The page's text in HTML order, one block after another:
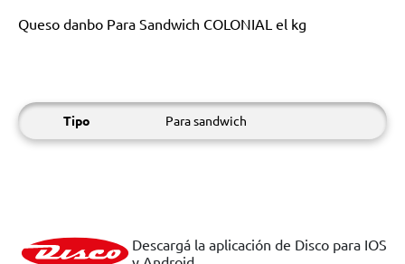
Queso danbo Para Sandwich COLONIAL el kg
Tipo Para sandwich
Descargá la aplicación de Disco para IOS